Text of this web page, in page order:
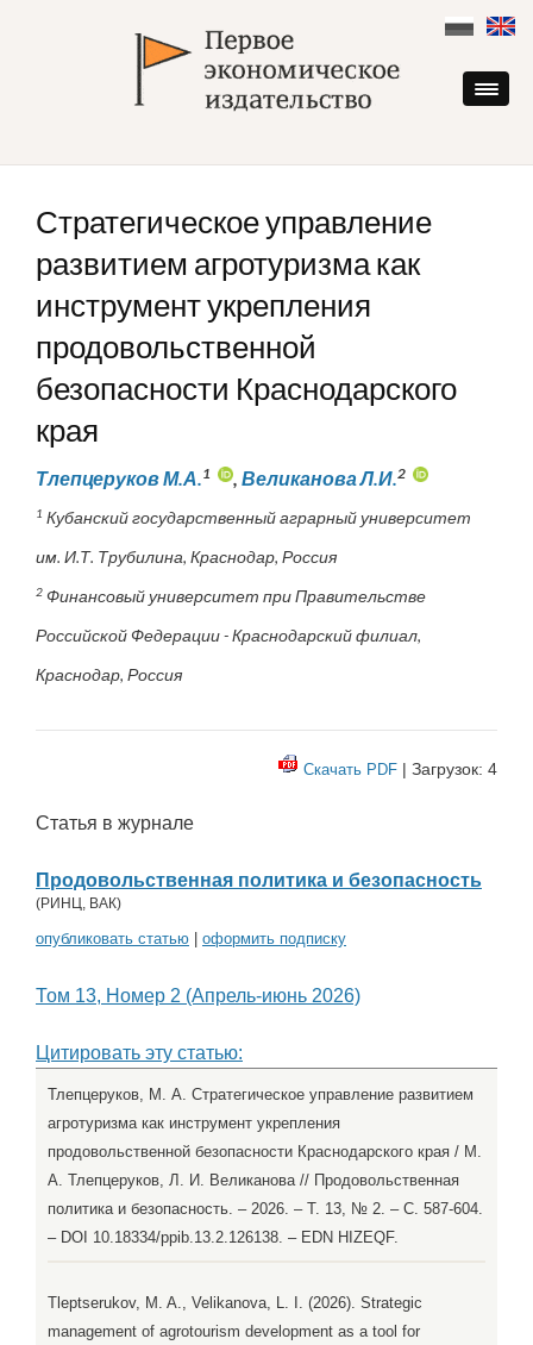
content
Стратегическое управление
развитием агротуризма как
инструмент укрепления
продовольственной
безопасности Краснодарского
края
Тлепцеруков М.А.1 , Великанова Л.И.2
1 Кубанский государственный аграрный университет
им. И.Т. Трубилина, Краснодар, Россия
2 Финансовый университет при Правительстве
Российской Федерации - Краснодарский филиал,
Краснодар, Россия
Скачать PDF | Загрузок: 4
Статья в журнале
Продовольственная политика и безопасность
(РИНЦ, ВАК)
опубликовать статью оформить подписку
Том 13, Номер 2 (Апрель-июнь 2026)
Цитировать эту статью:
Тлепцеруков, М. А. Стратегическое управление развитием
агротуризма как инструмент укрепления
продовольственной безопасности Краснодарского края / М.
А. Тлепцеруков, Л. И. Великанова // Продовольственная
политика и безопасность. – 2026. – Т. 13, № 2. – С. 587-604.
– DOI 10.18334/ppib.13.2.126138. – EDN HIZEQF.
Tleptserukov, M. A., Velikanova, L. I. (2026). Strategic
management of agrotourism development as a tool for